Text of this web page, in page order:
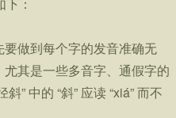
做到每个字的发音准确无
其是一些多音字、通假字的
” 中的 “斜” 应读 “xiá” 而不